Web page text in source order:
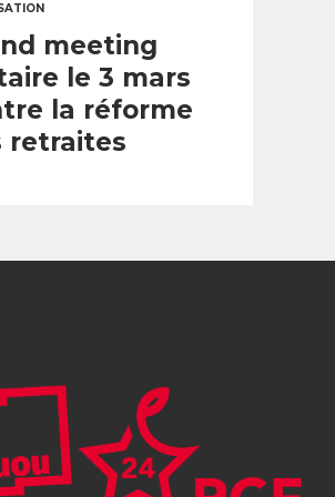
meeting
le 3 mars
la réforme
retraites